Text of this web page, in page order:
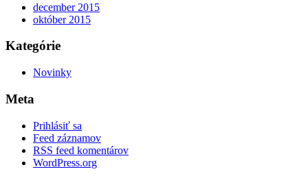
december 2015
október 2015
Kategórie
Novinky
Meta
Prihlásiť sa
Feed záznamov
RSS feed komentárov
WordPress.org